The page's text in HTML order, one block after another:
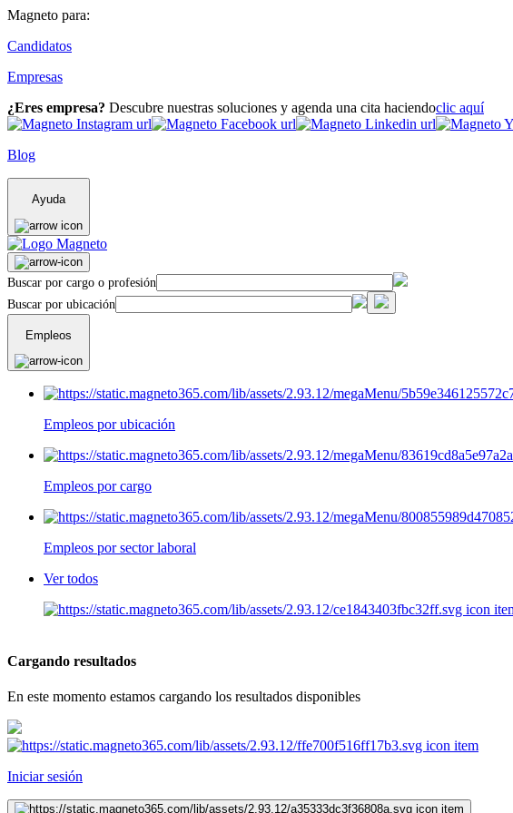
Magneto para:
Candidatos
Empresas
¿Eres empresa? Descubre nuestras soluciones y agenda una cita haciendoclic aquí
Blog
Ayuda
Buscar por cargo o profesión
Buscar por ubicación
Empleos
Empleos por ubicación
Empleos por cargo
Empleos por sector laboral
Ver todos
Cargando resultados
En este momento estamos cargando los resultados disponibles
Iniciar sesión